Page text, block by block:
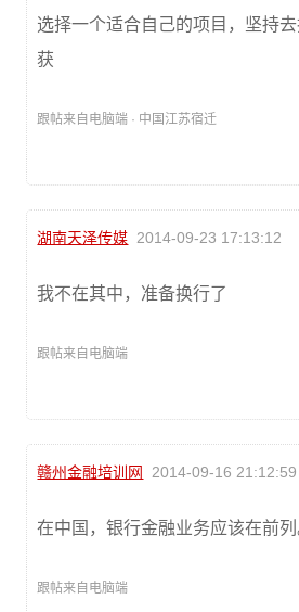
选择一个适合自己的项目，坚持
获
跟帖来自电脑端 · 中国江苏宿迁
湖南天泽传媒 2014-09-23 17:13:12
我不在其中，准备换行了
跟帖来自电脑端
赣州金融培训网 2014-09-16 21:12:59
在中国，银行金融业务应该在前列
跟帖来自电脑端